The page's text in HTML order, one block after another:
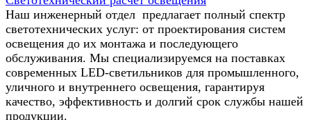
Наш инженерный отдел предлагает полный спектр
светотехнических услуг: от проектирования систем
освещения до их монтажа и последующего
обслуживания. Мы специализируемся на поставках
современных LED-светильников для промышленного,
уличного и внутреннего освещения, гарантируя
качество, эффективность и долгий срок службы нашей
продукции.